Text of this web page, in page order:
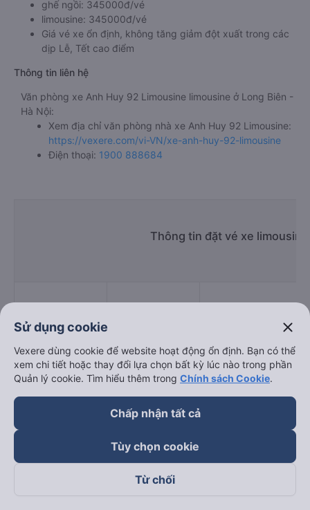
ghế ngồi: 345000đ/vé
limousine: 345000đ/vé
Giá vé xe ổn định, không tăng giảm đột xuất trong các
dịp Lễ, Tết cao điểm
Thông tin liên hệ
Văn phòng xe Anh Huy 92 Limousine limousine ở Long Biên -
Hà Nội:
Xem địa chỉ văn phòng nhà xe Anh Huy 92 Limousine:
https://vexere.com/vi-VN/xe-anh-huy-92-limousine
Điện thoại: 1900 888684
Thông tin đặt vé xe
Nhà xe Điểm đi
Hà Lan 05:00 - 19:00 Số 154 Phố Trung Kính
06:00 - 21:00
07:55 - 07:55
Sử dụng cookie close
Vexere dùng cookie để website hoạt động ổn định. Bạn có thể
xem chi tiết hoặc thay đổi lựa chọn bất kỳ lúc nào trong phần
Quản lý cookie. Tìm hiểu thêm trong Chính sách Cookie.
Chấp nhận tất cả
Tùy chọn cookie
Từ chối